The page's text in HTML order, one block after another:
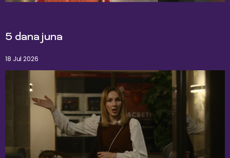
5 dana juna
18 Jul 2026